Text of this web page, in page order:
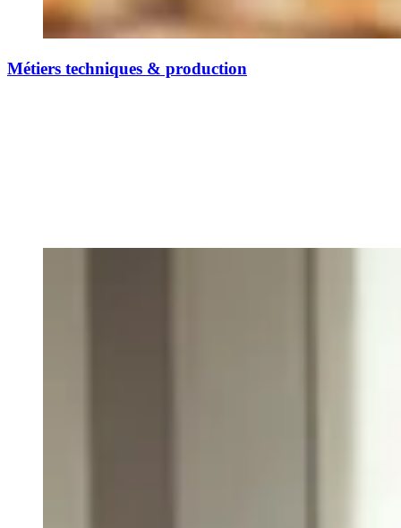
Métiers techniques & production